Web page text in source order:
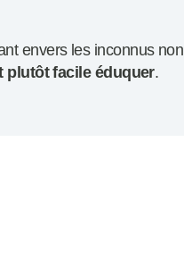
envers les inconnus non
plutôt facile éduquer.